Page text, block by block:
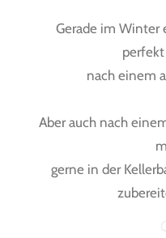
Gerade im Winter
perfekt
nach einem
Aber auch nach
gerne in der